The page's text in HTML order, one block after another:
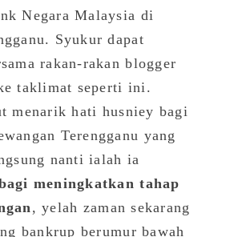
Negara Malaysia di
Syukur dapat
rakan-rakan blogger
taklimat seperti ini.
menarik hati husniey bagi
Terengganu yang
nanti ialah ia
meningkatkan tahap
, yelah zaman sekarang
bankrup berumur bawah